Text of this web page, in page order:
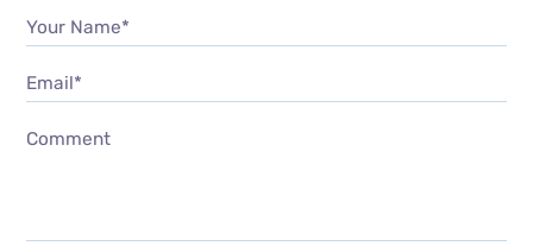
Your Name*
Email*
Comment